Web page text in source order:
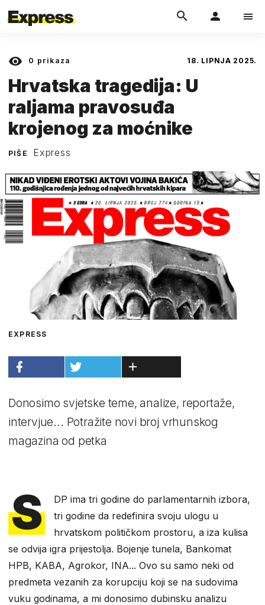
0 prikaza 18. LIPNJA 2025.
Hrvatska tragedija: U
raljama pravosuđa
krojenog za moćnike
PIŠE Express
EXPRESS
Donosimo svjetske teme, analize, reportaže,
intervjue... Potražite novi broj vrhunskog
magazina od petka
S
DP ima tri godine do parlamentarnih izbora,
tri godine da redefinira svoju ulogu u
hrvatskom političkom prostoru, a iza kulisa
se odvija igra prijestolja. Bojenje tunela, Bankomat
HPB, KABA, Agrokor, INA... Ovo su samo neki od
predmeta vezanih za korupciju koji se na sudovima
vuku godinama, a mi donosimo dubinsku analizu